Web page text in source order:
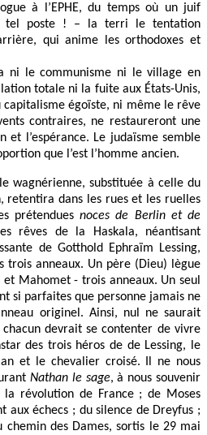
à l’EPHE, du temps où un juif
tel poste ! – la terri le tentation
qui anime les orthodoxes et
ni le communisme ni le village en
totale ni la fuite aux États-Unis,
capitalisme égoïste, ni même le rêve
contraires, ne restaureront une
et l’espérance. Le judaïsme semble
que l’est l’homme ancien.
wagnérienne, substituée à celle du
retentira dans les rues et les ruelles
prétenduesnoces de Berlin et de
rêves de la Haskala, néantisant
de Gotthold Ephraïm Lessing,
trois anneaux. Un père (Dieu) lègue
Mahomet - trois anneaux. Un seul
si parfaites que personne jamais ne
originel. Ainsi, nul ne saurait
devrait se contenter de vivre
des trois héros de de Lessing, le
et le chevalier croisé. Il ne nous
Nathan le sage, à nous souvenir
révolution de France ; de Moses
aux échecs ; du silence de Dreyfus ;
chemin des Dames, sortis le 29 mai